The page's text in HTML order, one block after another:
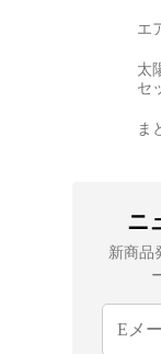
エ
太
セ
ま
ニ
新商品